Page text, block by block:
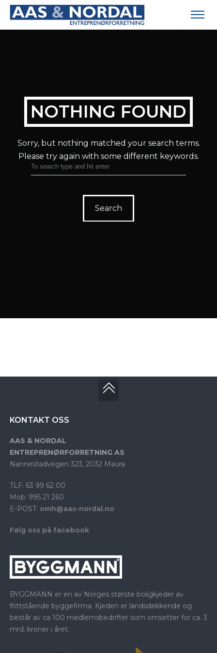
NOTHING FOUND
Sorry, but nothing matched your search terms.
Please try again with some different keywords.
Search
KONTAKT OSS
AAS & NORDAL
ENTREPRENØRFORRETNING AS
Nannestadvegen 323, 2032 Maura
TLF: 63 99 62 00
Mob: 995 21 260
E-POST: omh@aas-nordal.no
Følg oss på facebook
BYGGMANN er en av Norges største boligkjeder av
frittstående byggefirma. Kjeden er landsdekkende og
består av ca 100 medlemsbedrifter som omsetter for ca. 3
mrd. kroner i året.